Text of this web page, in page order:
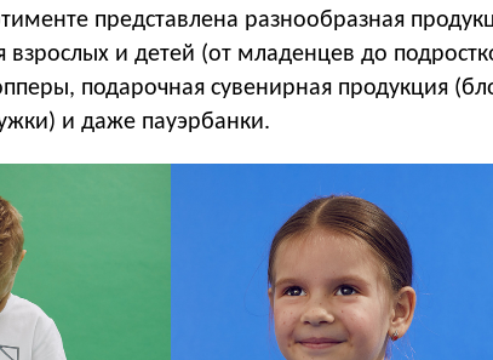
представлена разнообразная
взрослых и детей (от младенцев до
подарочная сувенирная продукция
и даже пауэрбанки.